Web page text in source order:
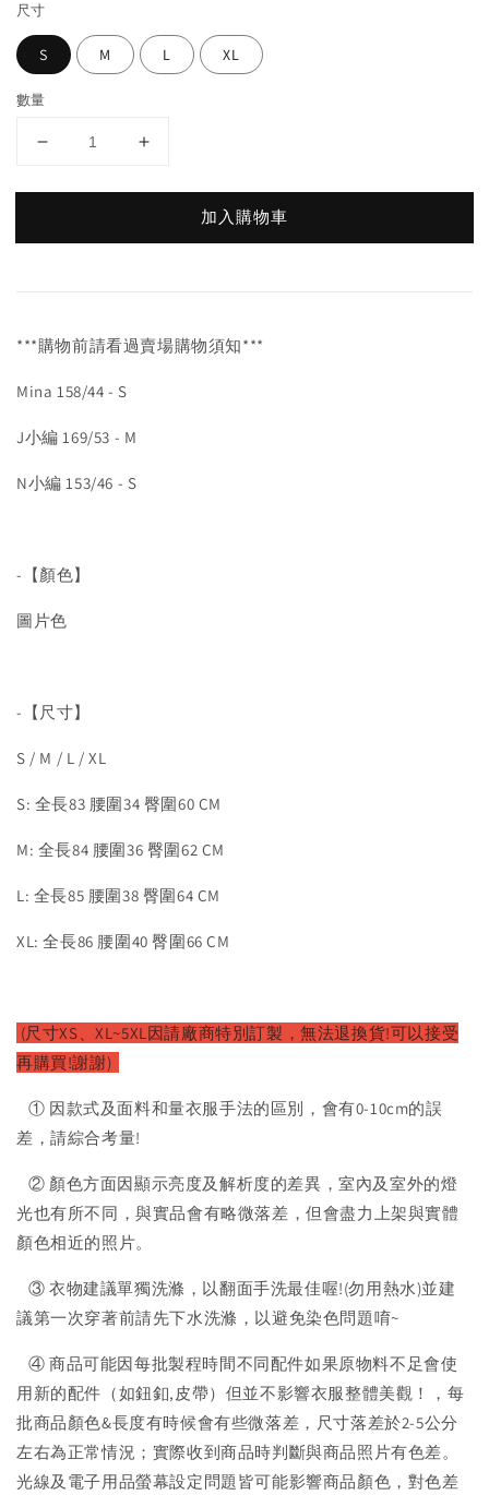
尺寸
S M L XL
數量
加入購物車
***購物前請看過賣場購物須知***
Mina 158/44 - S
J小編 169/53 - M
N小編 153/46 - S
-【顏色】
圖片色
-【尺寸】
S / M / L / XL
S: 全長83 腰圍34 臀圍60 CM
M: 全長84 腰圍36 臀圍62 CM
L: 全長85 腰圍38 臀圍64 CM
XL: 全長86 腰圍40 臀圍66 CM
(尺寸XS、XL~5XL因請廠商特別訂製，無法退換貨!可以接受
再購買!謝謝)
① 因款式及面料和量衣服手法的區別，會有0-10cm的誤
差，請綜合考量!
② 顏色方面因顯示亮度及解析度的差異，室內及室外的燈
光也有所不同，與實品會有略微落差，但會盡力上架與實體
顏色相近的照片。
③ 衣物建議單獨洗滌，以翻面手洗最佳喔!(勿用熱水)並建
議第一次穿著前請先下水洗滌，以避免染色問題唷~
④ 商品可能因每批製程時間不同配件如果原物料不足會使
用新的配件（如鈕釦,皮帶）但並不影響衣服整體美觀！，每
批商品顏色&長度有時候會有些微落差，尺寸落差於2-5公分
左右為正常情況；實際收到商品時判斷與商品照片有色差。
光線及電子用品螢幕設定問題皆可能影響商品顏色，對色差